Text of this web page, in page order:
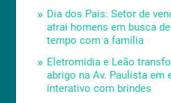
Dia dos Pais: Setor de
atrai homens em busca
tempo com a família
Eletromidia e Leão
abrigo na Av. Paulista em
interativo com brindes